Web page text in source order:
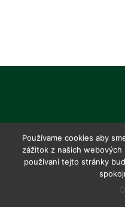
Používame cookies aby
zážitok z našich
používaní tejto stránky